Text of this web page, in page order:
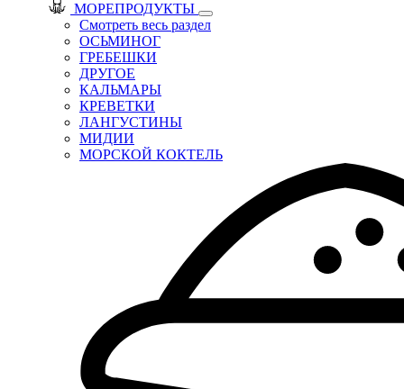
МОРЕПРОДУКТЫ
Смотреть весь раздел
ОСЬМИНОГ
ГРЕБЕШКИ
ДРУГОЕ
КАЛЬМАРЫ
КРЕВЕТКИ
ЛАНГУСТИНЫ
МИДИИ
МОРСКОЙ КОКТЕЛЬ